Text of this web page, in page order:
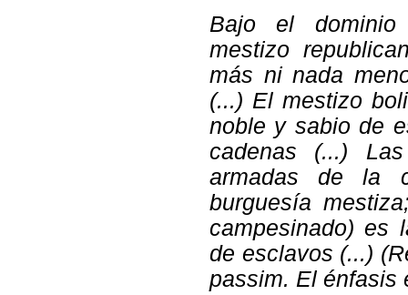
Bajo el
mestizo
más ni nada
(...) El mestizo
noble y sabio de
cadenas (...)
armadas de la
burguesía
campesinado) es
de esclavos (...)
passim. El énfasis